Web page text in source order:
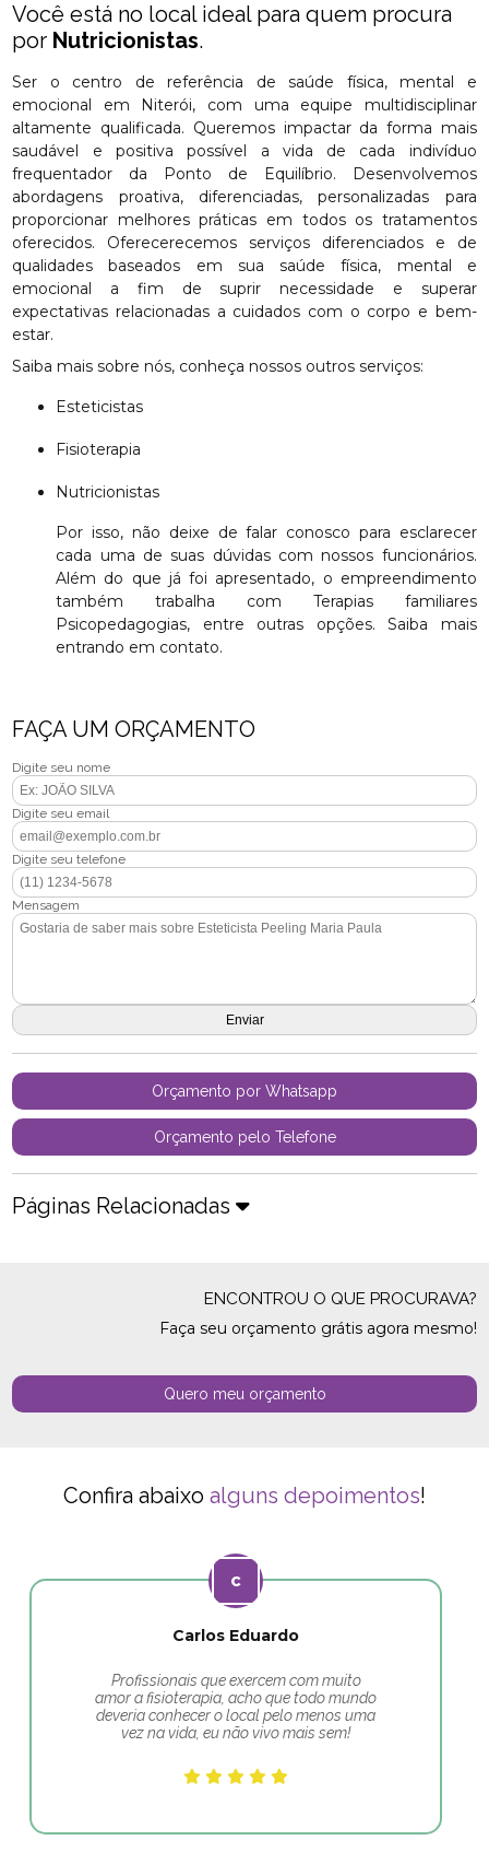
Você está no local ideal para quem procura
por Nutricionistas.
Ser o centro de referência de saúde física, mental e
emocional em Niterói, com uma equipe multidisciplinar
altamente qualificada. Queremos impactar da forma mais
saudável e positiva possível a vida de cada indivíduo
frequentador da Ponto de Equilíbrio. Desenvolvemos
abordagens proativa, diferenciadas, personalizadas para
proporcionar melhores práticas em todos os tratamentos
oferecidos. Oferecerecemos serviços diferenciados e de
qualidades baseados em sua saúde física, mental e
emocional a fim de suprir necessidade e superar
expectativas relacionadas a cuidados com o corpo e bem-
estar.
Saiba mais sobre nós, conheça nossos outros serviços:
Esteticistas
Fisioterapia
Nutricionistas
Por isso, não deixe de falar conosco para esclarecer
cada uma de suas dúvidas com nossos funcionários.
Além do que já foi apresentado, o empreendimento
também trabalha com Terapias familiares
Psicopedagogias, entre outras opções. Saiba mais
entrando em contato.
FAÇA UM ORÇAMENTO
Digite seu nome
Digite seu email
Digite seu telefone
Mensagem
Orçamento por Whatsapp
Orçamento pelo Telefone
Páginas Relacionadas
ENCONTROU O QUE PROCURAVA?
Faça seu orçamento grátis agora mesmo!
Quero meu orçamento
Confira abaixo alguns depoimentos!
Carlos Eduardo
Profissionais que exercem com muito
amor a fisioterapia, acho que todo mundo
deveria conhecer o local pelo menos uma
vez na vida, eu não vivo mais sem!